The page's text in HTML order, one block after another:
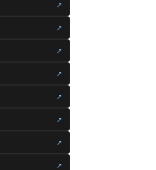
↗
↗
↗
↗
↗
↗
↗
↗